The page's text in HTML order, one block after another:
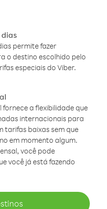
dias
permite fazer
o destino escolhido pelo
especiais do Viber.
a flexibilidade que
internacionais para
tarifas baixas sem que
em momento algum.
você pode
você já está fazendo